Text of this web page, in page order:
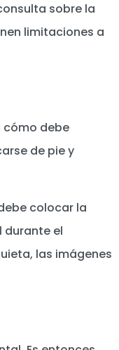
sobre la
limitaciones a
cómo debe
de pie y
colocar la
durante el
las imágenes